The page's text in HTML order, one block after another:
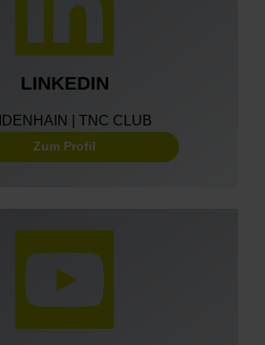
LINKEDIN
| TNC CLUB
Zum Profil